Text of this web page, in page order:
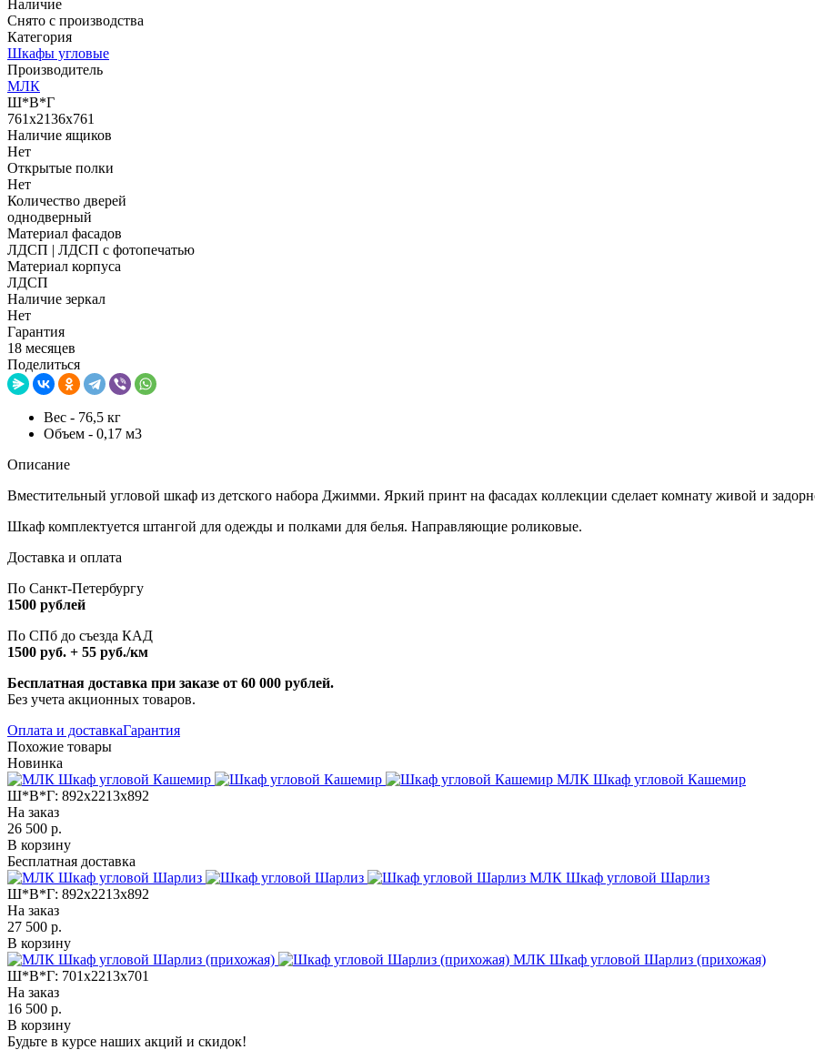
Наличие
Снято с производства
Категория
Шкафы угловые
Производитель
МЛК
Ш*В*Г
761x2136x761
Наличие ящиков
Нет
Открытые полки
Нет
Количество дверей
однодверный
Материал фасадов
ЛДСП | ЛДСП с фотопечатью
Материал корпуса
ЛДСП
Наличие зеркал
Нет
Гарантия
18 месяцев
Поделиться
Вес - 76,5 кг
Объем - 0,17 м3
Описание
Вместительный угловой шкаф из детского набора Джимми. Яркий принт на фасадах коллекции сделает комнату живой и
Шкаф комплектуется штангой для одежды и полками для белья. Направляющие роликовые.
Доставка и оплата
По Санкт-Петербургу
1500 рублей
По СПб до съезда КАД
1500 руб. + 55 руб./км
Бесплатная доставка при заказе от 60 000 рублей.
Без учета акционных товаров.
Оплата и доставкаГарантия
Похожие товары
Новинка
МЛК Шкаф угловой Кашемир
Ш*В*Г: 892x2213x892
На заказ
26 500 р.
В корзину
Бесплатная доставка
МЛК Шкаф угловой Шарлиз
Ш*В*Г: 892x2213x892
На заказ
27 500 р.
В корзину
МЛК Шкаф угловой Шарлиз (прихожая)
Ш*В*Г: 701x2213x701
На заказ
16 500 р.
В корзину
Будьте в курсе наших акций и скидок!